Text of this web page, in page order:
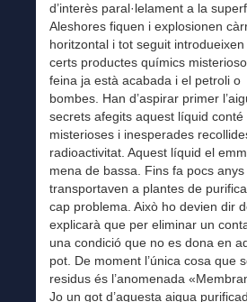
d’interès paral·lelament a la
Aleshores fiquen i explosionen
horitzontal i tot seguit
certs productes químics
feina ja està acabada i el petroli
bombes. Han d’aspirar primer
secrets afegits aquest líquid
misterioses i inesperades
radioactivitat. Aquest líquid el
mena de bassa. Fins fa pocs
transportaven a plantes de
cap problema. Això ho devien dir
explicarà que per eliminar un
una condició que no es dona en
pot. De moment l’única cosa que
residus és l’anomenada
Jo un got d’aquesta aigua